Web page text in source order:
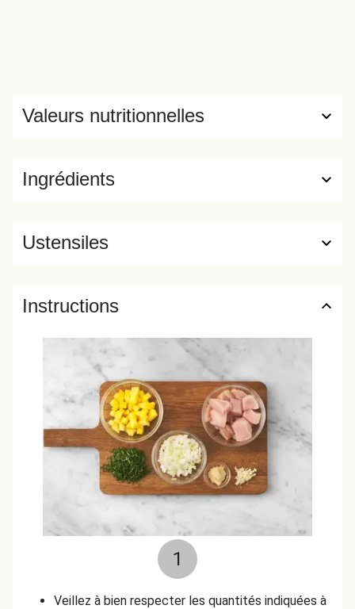
Ingrédients
Valeurs nutritionnelles
Ustensiles
Instructions
1
Veillez à bien respecter les quantités indiquées à